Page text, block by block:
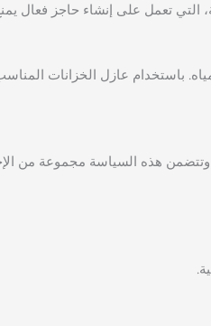
التي تعمل على إنشاء حاجز
باستخدام عازل الخزانات
وتتضمن هذه السياسة مجموعة من